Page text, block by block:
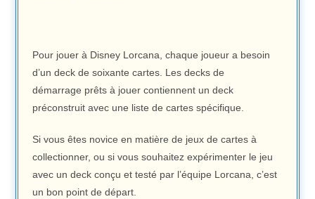
Pour jouer à Disney Lorcana, chaque joueur a besoin
d’un deck de soixante cartes. Les decks de
démarrage prêts à jouer contiennent un deck
préconstruit avec une liste de cartes spécifique.
Si vous êtes novice en matière de jeux de cartes à
collectionner, ou si vous souhaitez expérimenter le jeu
avec un deck conçu et testé par l’équipe Lorcana, c’est
un bon point de départ.